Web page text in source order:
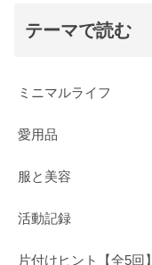
テーマで読む
ミニマルライフ
愛用品
服と美容
活動記録
片付けヒント【全5回】